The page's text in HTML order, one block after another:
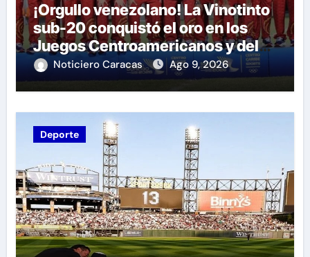
¡Orgullo venezolano! La Vinotinto
sub-20 conquistó el oro en los
Juegos Centroamericanos y del
Caribe tras unos dramáticos
penales
Noticiero Caracas Ago 9, 2026
Deporte